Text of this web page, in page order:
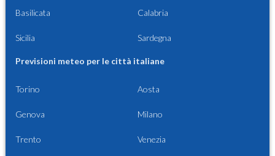
Basilicata Calabria
Sicilia Sardegna
Previsioni meteo per le città italiane
Torino Aosta
Genova Milano
Trento Venezia